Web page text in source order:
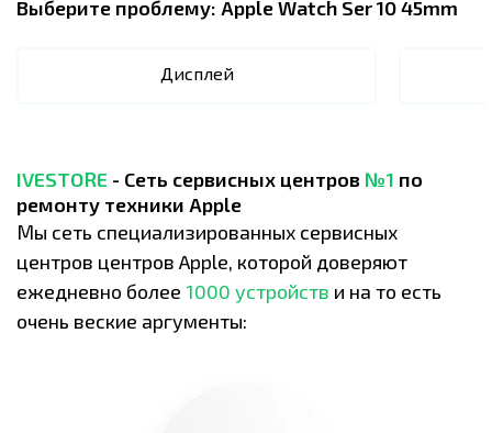
Выберите проблему: Apple Watch Ser 10 45mm
Дисплей
IVESTORE - Сеть сервисных центров №1 по
ремонту техники Apple
Мы сеть специализированных сервисных
центров центров Apple, которой доверяют
ежедневно более 1000 устройств и на то есть
очень веские аргументы: